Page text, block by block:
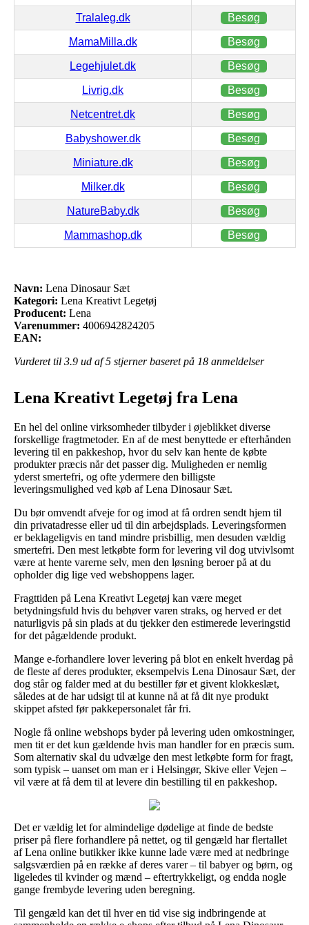
Tralaleg.dk Besøg
MamaMilla.dk Besøg
Legehjulet.dk Besøg
Livrig.dk Besøg
Netcentret.dk Besøg
Babyshower.dk Besøg
Miniature.dk Besøg
Milker.dk Besøg
NatureBaby.dk Besøg
Mammashop.dk Besøg
Navn: Lena Dinosaur Sæt
Kategori: Lena Kreativt Legetøj
Producent: Lena
Varenummer: 4006942824205
EAN:
Vurderet til 3.9 ud af 5 stjerner baseret på 18 anmeldelser
Lena Kreativt Legetøj fra Lena
En hel del online virksomheder tilbyder i øjeblikket diverse
forskellige fragtmetoder. En af de mest benyttede er efterhånden
levering til en pakkeshop, hvor du selv kan hente de købte
produkter præcis når det passer dig. Muligheden er nemlig
yderst smertefri, og ofte ydermere den billigste
leveringsmulighed ved køb af Lena Dinosaur Sæt.
Du bør omvendt afveje for og imod at få ordren sendt hjem til
din privatadresse eller ud til din arbejdsplads. Leveringsformen
er beklageligvis en tand mindre prisbillig, men desuden vældig
smertefri. Den mest letkøbte form for levering vil dog utvivlsomt
være at hente varerne selv, men den løsning beroer på at du
opholder dig lige ved webshoppens lager.
Fragttiden på Lena Kreativt Legetøj kan være meget
betydningsfuld hvis du behøver varen straks, og herved er det
naturligvis på sin plads at du tjekker den estimerede leveringstid
for det pågældende produkt.
Mange e-forhandlere lover levering på blot en enkelt hverdag på
de fleste af deres produkter, eksempelvis Lena Dinosaur Sæt, der
dog står og falder med at du bestiller før et givent klokkeslæt,
således at de har udsigt til at kunne nå at få dit nye produkt
skippet afsted før pakkepersonalet får fri.
Nogle få online webshops byder på levering uden omkostninger,
men tit er det kun gældende hvis man handler for en præcis sum.
Som alternativ skal du udvælge den mest letkøbte form for fragt,
som typisk – uanset om man er i Helsingør, Skive eller Vejen –
vil være at få dem til at levere din bestilling til en pakkeshop.
Det er vældig let for almindelige dødelige at finde de bedste
priser på flere forhandlere på nettet, og til gengæld har flertallet
af Lena online butikker ikke kunne lade være med at nedbringe
salgsværdien på en række af deres varer – til babyer og børn, og
ligeledes til kvinder og mænd – eftertrykkeligt, og endda nogle
gange frembyde levering uden beregning.
Til gengæld kan det til hver en tid vise sig indbringende at